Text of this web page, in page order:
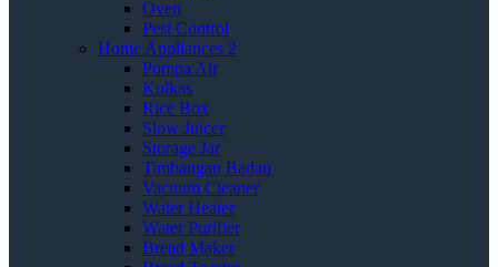
Oven
Pest Control
Home Appliances 2
Pompa Air
Kulkas
Rice Box
Slow Juicer
Storage Jar
Timbangan Badan
Vacuum Cleaner
Water Heater
Water Purifier
Bread Maker